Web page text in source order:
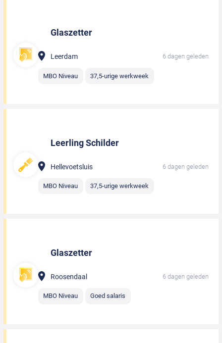
Glaszetter
Leerdam 6 dagen geleden
MBO Niveau 37,5-urige werkweek
Leerling Schilder
Hellevoetsluis 6 dagen geleden
MBO Niveau 37,5-urige werkweek
Glaszetter
Roosendaal 6 dagen geleden
MBO Niveau Goed salaris